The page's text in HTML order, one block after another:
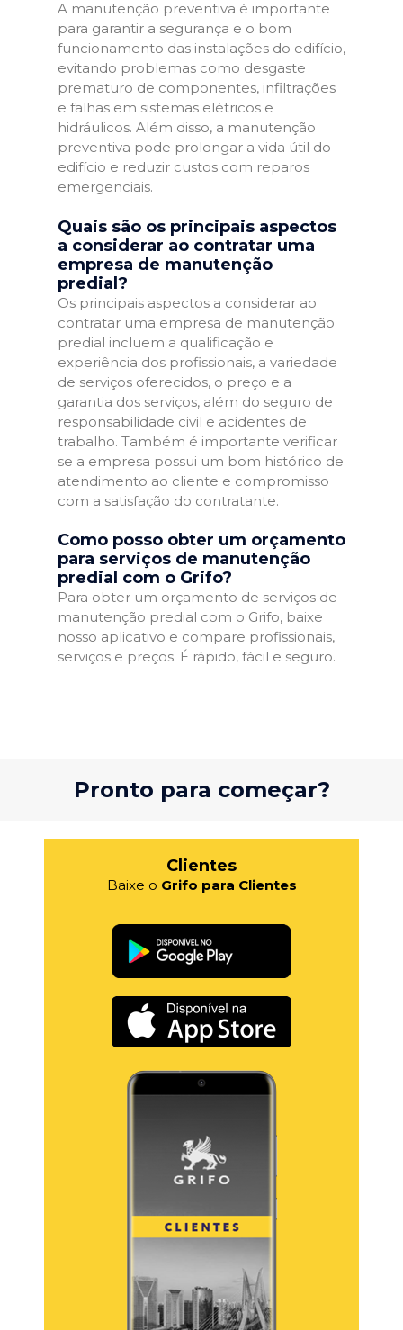
A manutenção preventiva é importante
para garantir a segurança e o bom
funcionamento das instalações do edifício,
evitando problemas como desgaste
prematuro de componentes, infiltrações
e falhas em sistemas elétricos e
hidráulicos. Além disso, a manutenção
preventiva pode prolongar a vida útil do
edifício e reduzir custos com reparos
emergenciais.
Quais são os principais aspectos
a considerar ao contratar uma
empresa de manutenção
predial?
Os principais aspectos a considerar ao
contratar uma empresa de manutenção
predial incluem a qualificação e
experiência dos profissionais, a variedade
de serviços oferecidos, o preço e a
garantia dos serviços, além do seguro de
responsabilidade civil e acidentes de
trabalho. Também é importante verificar
se a empresa possui um bom histórico de
atendimento ao cliente e compromisso
com a satisfação do contratante.
Como posso obter um orçamento
para serviços de manutenção
predial com o Grifo?
Para obter um orçamento de serviços de
manutenção predial com o Grifo, baixe
nosso aplicativo e compare profissionais,
serviços e preços. É rápido, fácil e seguro.
Pronto para começar?
Clientes
Baixe o Grifo para Clientes